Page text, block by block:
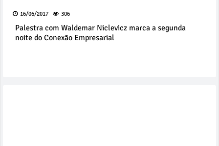
16/06/2017 306
Palestra com Waldemar Niclevicz marca a segunda
noite do Conexão Empresarial